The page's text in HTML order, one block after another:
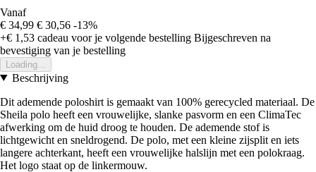
Vanaf
€ 34,99 € 30,56 -13%
+€ 1,53 cadeau voor je volgende bestelling Bijgeschreven na
bevestiging van je bestelling
Loading...
Beschrijving
Dit ademende poloshirt is gemaakt van 100% gerecycled materiaal. De
Sheila polo heeft een vrouwelijke, slanke pasvorm en een ClimaTec
afwerking om de huid droog te houden. De ademende stof is
lichtgewicht en sneldrogend. De polo, met een kleine zijsplit en iets
langere achterkant, heeft een vrouwelijke halslijn met een polokraag.
Het logo staat op de linkermouw.